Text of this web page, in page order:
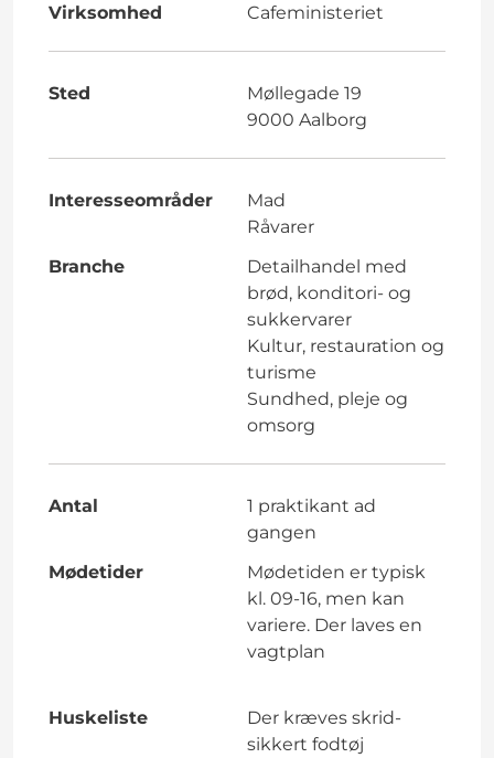
Virksomhed Cafeministeriet
Sted
Møllegade 19
9000 Aalborg
Interesseområder
Mad
Råvarer
Branche
Detailhandel med
brød, konditori- og
sukkervarer
Kultur, restauration og
turisme
Sundhed, pleje og
omsorg
Antal
1 praktikant ad
gangen
Mødetider
Mødetiden er typisk
kl. 09-16, men kan
variere. Der laves en
vagtplan
Huskeliste
Der kræves skrid-
sikkert fodtøj